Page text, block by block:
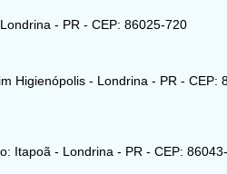
- PR - CEP: 86025-720
Higienópolis - Londrina - PR - CEP:
Itapoã - Londrina - PR - CEP: